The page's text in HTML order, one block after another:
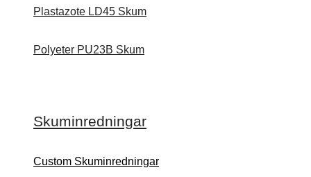
Plastazote LD45 Skum
Polyeter PU23B Skum
Skuminredningar
Custom Skuminredningar